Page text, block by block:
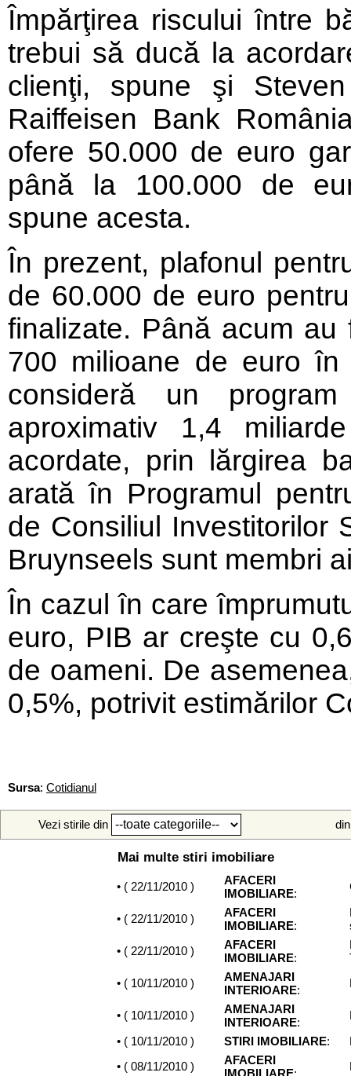
Împărţirea riscului între
trebui să ducă la
clienţi, spune şi
Raiffeisen Bank
ofere 50.000 de euro
până la 100.000 de
spune acesta.
În prezent, plafonul
de 60.000 de euro
finalizate. Până acum
700 milioane de euro
consideră un
aproximativ 1,4
acordate, prin lărgirea
arată în Programul
de Consiliul Investitorilor
Bruynseels sunt membri
În cazul în care
euro, PIB ar creşte cu
de oameni. De
0,5%, potrivit estimărilor
Sursa: Cotidianul
Vezi stirile din
Mai multe stiri imobiliare
• ( 22/11/2010)
AFACERI
IMOBILIARE:
• ( 22/11/2010)
AFACERI
IMOBILIARE:
• ( 22/11/2010)
AFACERI
IMOBILIARE:
• ( 10/11/2010)
AMENAJARI
INTERIOARE:
• ( 10/11/2010)
AMENAJARI
INTERIOARE:
• ( 10/11/2010) STIRI IMOBILIARE:
• ( 08/11/2010)
AFACERI
IMOBILIARE: